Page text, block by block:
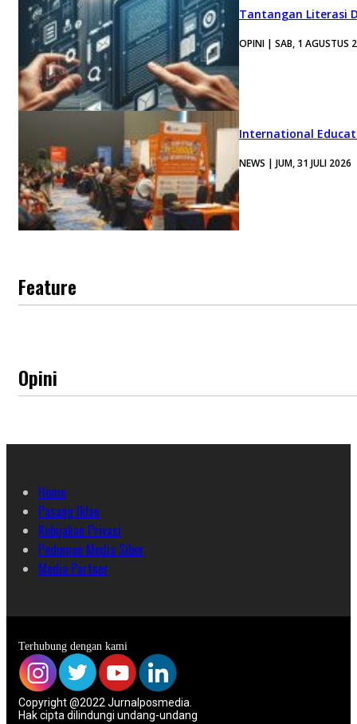
Tantangan Literasi
OPINI | SAB, 1 AGUSTUS
International
NEWS | JUM, 31 JULI 2026
Feature
Opini
Home
Pasang Iklan
Kebijakan Privasi
Pedoman Media Siber
Media Partner
Terhubung dengan kami
Copyright @2022 Jurnalposmedia.
Hak cipta dilindungi undang-undang